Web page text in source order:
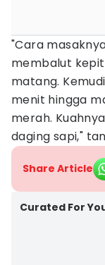
"Cara
membalut
matang.
menit hingga
merah.
daging sapi,"
Share Article
Curated For